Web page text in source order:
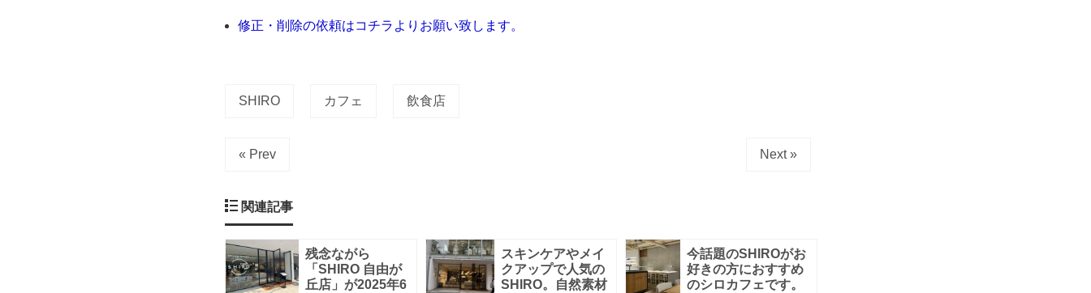
由
丘
り
ま
修正・削除の依頼はコチラよりお願い致します。
SHIRO カフェ 飲食店
« Prev Next »
関連記事
残念ながら
「SHIRO 自由が
丘店」が2025年6
スキンケアやメイ
クアップで人気の
SHIRO。自然素材
今話題のSHIROがお
好きの方におすすめ
のシロカフェです。